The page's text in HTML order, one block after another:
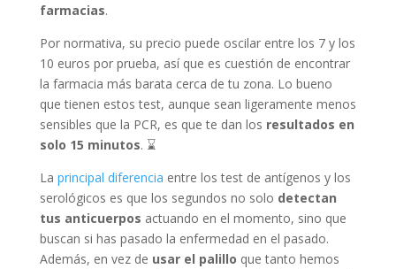
farmacias.
Por normativa, su precio puede oscilar entre los 7 y los
10 euros por prueba, así que es cuestión de encontrar
la farmacia más barata cerca de tu zona. Lo bueno
que tienen estos test, aunque sean ligeramente menos
sensibles que la PCR, es que te dan los resultados en
solo 15 minutos. ⌛️
La principal diferencia entre los test de antígenos y los
serológicos es que los segundos no solo detectan
tus anticuerpos actuando en el momento, sino que
buscan si has pasado la enfermedad en el pasado.
Además, en vez de usar el palillo que tanto hemos